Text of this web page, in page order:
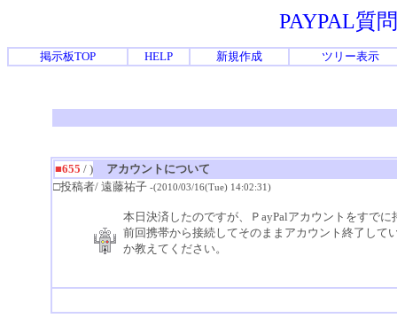
PAYPAL質
掲示板TOP HELP 新規作成 ツリー表示
■655 / )
アカウントについて
□投稿者/ 遠藤祐子 -(2010/03/16(Tue) 14:02:31)
本日決済したのですが、ＰayPalアカウントをすで
前回携帯から接続してそのままアカウント終了して
か教えてください。